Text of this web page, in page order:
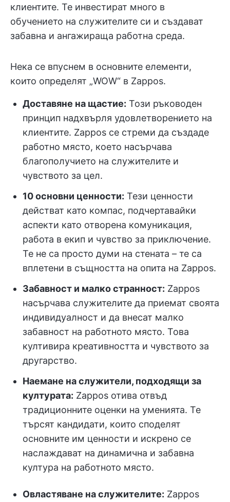
клиентите. Те инвестират много в
обучението на служителите си и създават
забавна и ангажираща работна среда.
Нека се впуснем в основните елементи,
които определят „WOW“ в Zappos.
Доставяне на щастие: Този ръководен
принцип надхвърля удовлетворението на
клиентите. Zappos се стреми да създаде
работно място, което насърчава
благополучието на служителите и
чувството за цел.
10 основни ценности: Тези ценности
действат като компас, подчертавайки
аспекти като отворена комуникация,
работа в екип и чувство за приключение.
Те не са просто думи на стената – те са
вплетени в същността на опита на Zappos.
Забавност и малко странност: Zappos
насърчава служителите да приемат своята
индивидуалност и да внесат малко
забавност на работното място. Това
култивира креативността и чувството за
другарство.
Наемане на служители, подходящи за
културата: Zappos отива отвъд
традиционните оценки на уменията. Те
търсят кандидати, които споделят
основните им ценности и искрено се
наслаждават на динамична и забавна
култура на работното място.
Овластяване на служителите: Zappos